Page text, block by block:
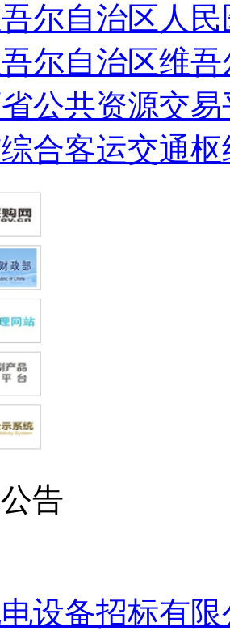
尔自治区人
尔自治区维
省公共资源交
合客运交通枢
告
设备招标有